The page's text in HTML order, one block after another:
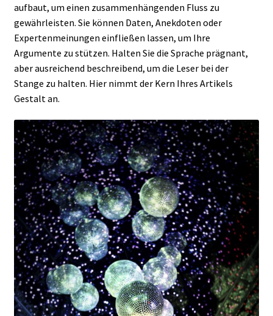
aufbaut, um einen zusammenhängenden Fluss zu
gewährleisten. Sie können Daten, Anekdoten oder
Expertenmeinungen einfließen lassen, um Ihre
Argumente zu stützen. Halten Sie die Sprache prägnant,
aber ausreichend beschreibend, um die Leser bei der
Stange zu halten. Hier nimmt der Kern Ihres Artikels
Gestalt an.